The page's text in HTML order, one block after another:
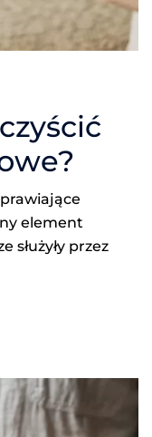
element
służyły przez